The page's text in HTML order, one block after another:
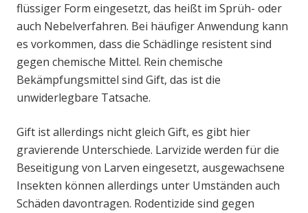
flüssiger Form eingesetzt, das heißt im Sprüh- oder
auch Nebelverfahren. Bei häufiger Anwendung kann
es vorkommen, dass die Schädlinge resistent sind
gegen chemische Mittel. Rein chemische
Bekämpfungsmittel sind Gift, das ist die
unwiderlegbare Tatsache.
Gift ist allerdings nicht gleich Gift, es gibt hier
gravierende Unterschiede. Larvizide werden für die
Beseitigung von Larven eingesetzt, ausgewachsene
Insekten können allerdings unter Umständen auch
Schäden davontragen. Rodentizide sind gegen